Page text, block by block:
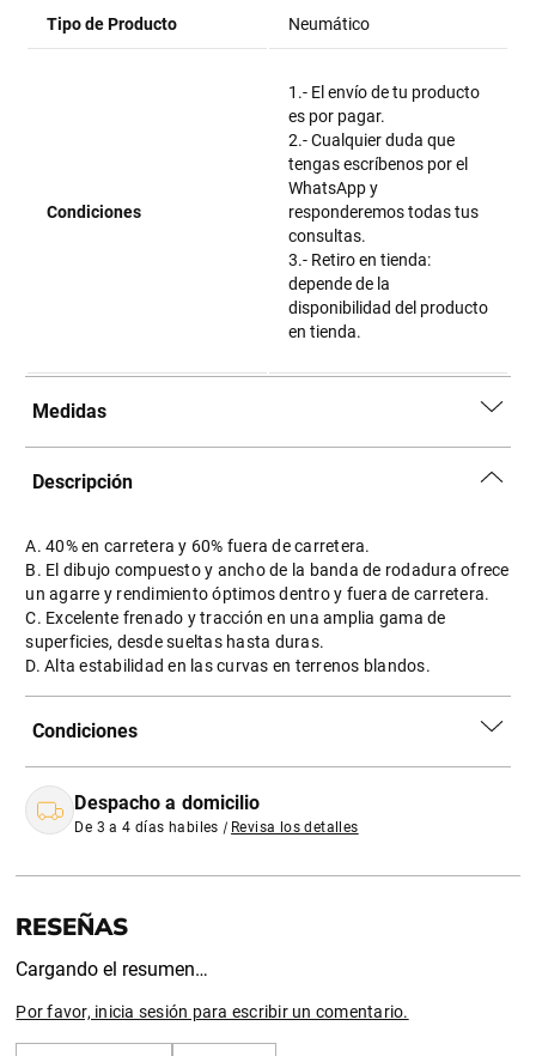
Tipo de Producto Neumático
Condiciones
1.- El envío de tu producto
es por pagar.
2.- Cualquier duda que
tengas escríbenos por el
WhatsApp y
responderemos todas tus
consultas.
3.- Retiro en tienda:
depende de la
disponibilidad del producto
en tienda.
Medidas
Descripción
A. 40% en carretera y 60% fuera de carretera.
B. El dibujo compuesto y ancho de la banda de rodadura ofrece
un agarre y rendimiento óptimos dentro y fuera de carretera.
C. Excelente frenado y tracción en una amplia gama de
superficies, desde sueltas hasta duras.
D. Alta estabilidad en las curvas en terrenos blandos.
Condiciones
Despacho a domicilio
De 3 a 4 días habiles | Revisa los detalles
Cargando el resumen…
Por favor, inicia sesión para escribir un comentario.